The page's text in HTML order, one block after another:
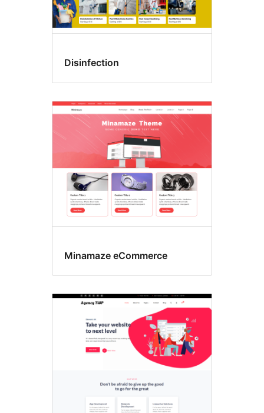
Disinfection
Minamaze eCommerce